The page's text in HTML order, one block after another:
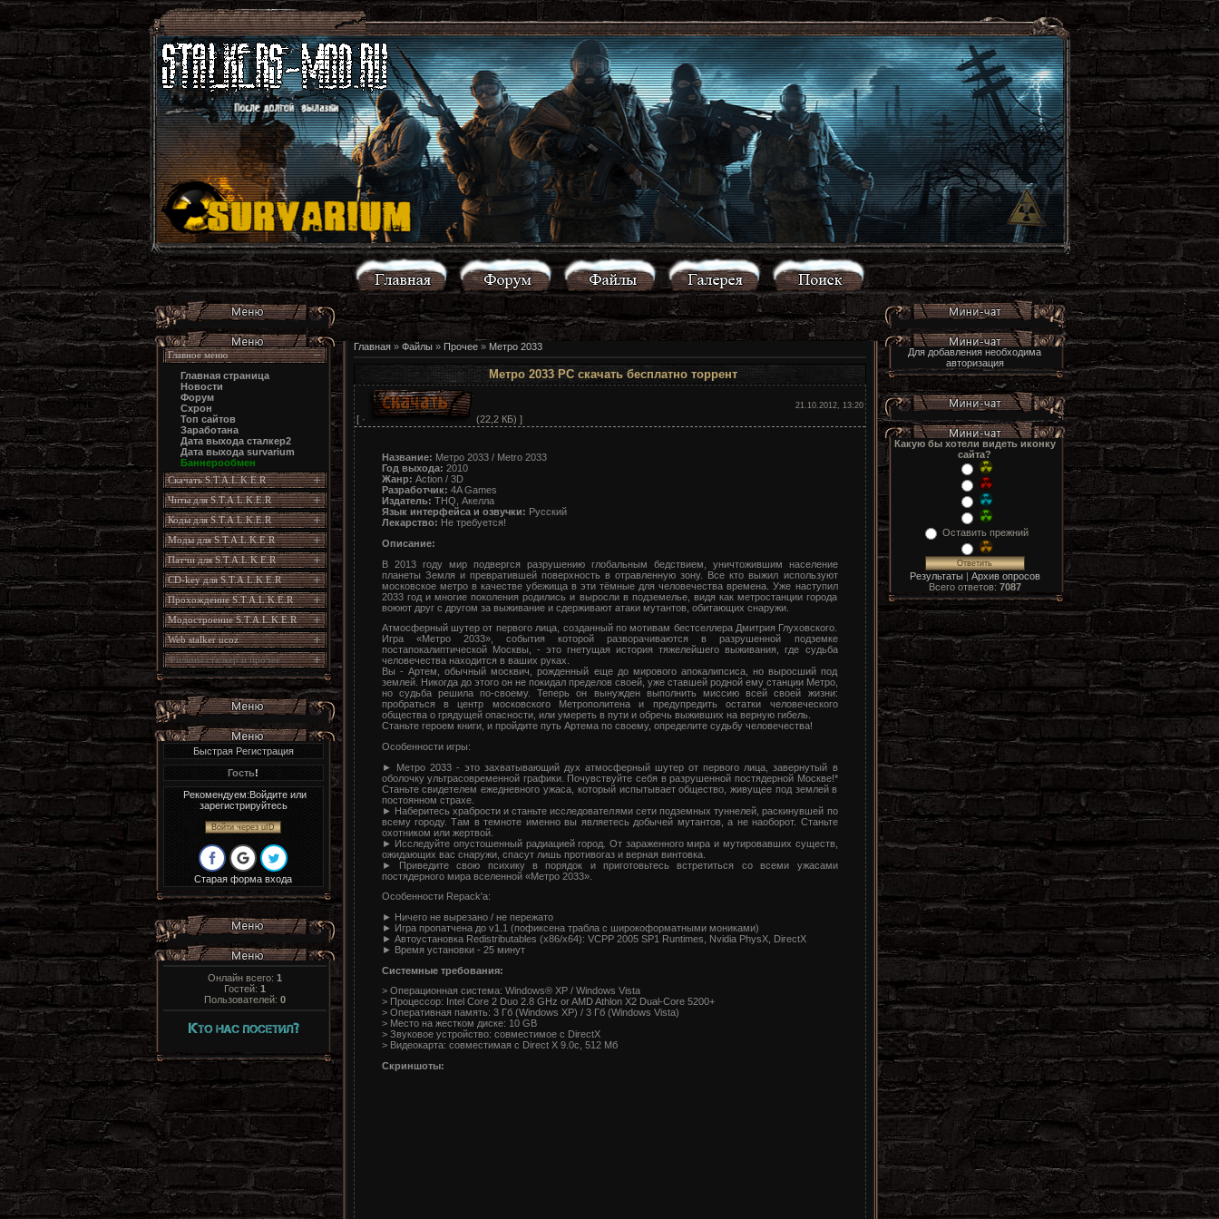
Главное меню
Главная страница
Новости
Форум
Схрон
Топ сайтов
Заработана
Дата выхода сталкер2
Дата выхода survarium
Баннерообмен
Скачать S.T.A.L.K.E.R
Читы для S.T.A.L.K.E.R
Коды для S.T.A.L.K.E.R
Моды для S.T.A.L.K.E.R
Патчи для S.T.A.L.K.E.R
CD-key для S.T.A.L.K.E.R
Прохождение S.T.A.L.K.E.R
Модостроение S.T.A.L.K.E.R
Web stalker ucoz
Фильмы сталкер и прочее
Быстрая Регистрация
Гость!
Рекомендуем:Войдите или
зарегистрируйтесь
Войти через uID
Старая форма входа
Онлайн всего: 1
Гостей: 1
Пользователей: 0
Главная» Файлы» Прочее» Метро 2033
Метро 2033 PC скачать бесплатно торрент
[ · (22,2 КБ) ]
21.10.2012, 13:20
Название: Метро 2033 / Metro 2033
Год выхода: 2010
Жанр: Action / 3D
Разработчик: 4A Games
Издатель: THQ, Акелла
Язык интерфейса и озвучки: Русский
Лекарство: Не требуется!
Описание:
В 2013 году мир подвергся разрушению глобальным бедствием, уничтожившим население
планеты Земля и превратившей поверхность в отравленную зону. Все кто выжил используют
московское метро в качестве убежища в эти тёмные для человечества времена. Уже наступил
2033 год и многие поколения родились и выросли в подземелье, видя как метростанции города
воюют друг с другом за выживание и сдерживают атаки мутантов, обитающих снаружи.
Атмосферный шутер от первого лица, созданный по мотивам бестселлера Дмитрия Глуховского.
Игра «Метро 2033», события которой разворачиваются в разрушенной подземке
постапокалиптической Москвы, - это гнетущая история тяжелейшего выживания, где судьба
человечества находится в ваших руках.
Вы - Артем, обычный москвич, рожденный еще до мирового апокалипсиса, но выросший под
землей. Никогда до этого он не покидал пределов своей, уже ставшей родной ему станции Метро,
но судьба решила по-своему. Теперь он вынужден выполнить миссию всей своей жизни:
пробраться в центр московского Метрополитена и предупредить остатки человеческого
общества о грядущей опасности, или умереть в пути и обречь выживших на верную гибель.
Станьте героем книги, и пройдите путь Артема по своему, определите судьбу человечества!
Особенности игры:
► Метро 2033 - это захватывающий дух атмосферный шутер от первого лица, завернутый в
оболочку ультрасовременной графики. Почувствуйте себя в разрушенной постядерной Москве!*
Станьте свидетелем ежедневного ужаса, который испытывает общество, живущее под землей в
постоянном страхе.
► Наберитесь храбрости и станьте исследователями сети подземных туннелей, раскинувшей по
всему городу. Там в темноте именно вы являетесь добычей мутантов, а не наоборот. Станьте
охотником или жертвой.
► Исследуйте опустошенный радиацией город. От зараженного мира и мутировавших существ,
ожидающих вас снаружи, спасут лишь противогаз и верная винтовка.
► Приведите свою психику в порядок и приготовьтесь встретиться со всеми ужасами
постядерного мира вселенной «Метро 2033».
Особенности Repack'a:
► Ничего не вырезано / не пережато
► Игра пропатчена до v1.1 (пофиксена трабла с широкоформатными мониками)
► Автоустановка Redistributables (x86/x64): VCPP 2005 SP1 Runtimes, Nvidia PhysX, DirectX
► Время установки - 25 минут
Системные требования:
> Операционная система: Windows® XP / Windows Vista
> Процессор: Intel Core 2 Duo 2.8 GHz or AMD Athlon X2 Dual-Core 5200+
> Оперативная память: 3 Гб (Windows XP) / 3 Гб (Windows Vista)
> Место на жестком диске: 10 GB
> Звуковое устройство: совместимое с DirectX
> Видеокарта: совместимая с Direct X 9.0c, 512 Мб
Скриншоты:
Для добавления необходима
авторизация
Какую бы хотели видеть иконку
сайта?
Оставить прежний
Результаты| Архив опросов
Всего ответов: 7087